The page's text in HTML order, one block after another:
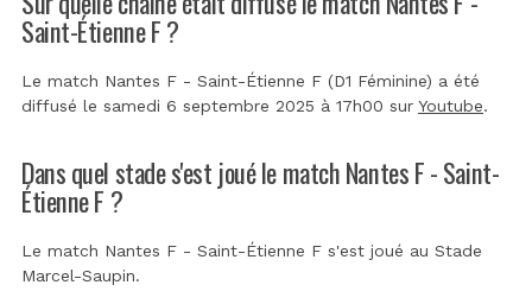
Saint-Étienne F ?
Le match Nantes F - Saint-Étienne F (D1 Féminine) a été
diffusé le samedi 6 septembre 2025 à 17h00 sur Youtube.
Dans quel stade s'est joué le match Nantes F - Saint-
Étienne F ?
Le match Nantes F - Saint-Étienne F s'est joué au Stade
Marcel-Saupin.